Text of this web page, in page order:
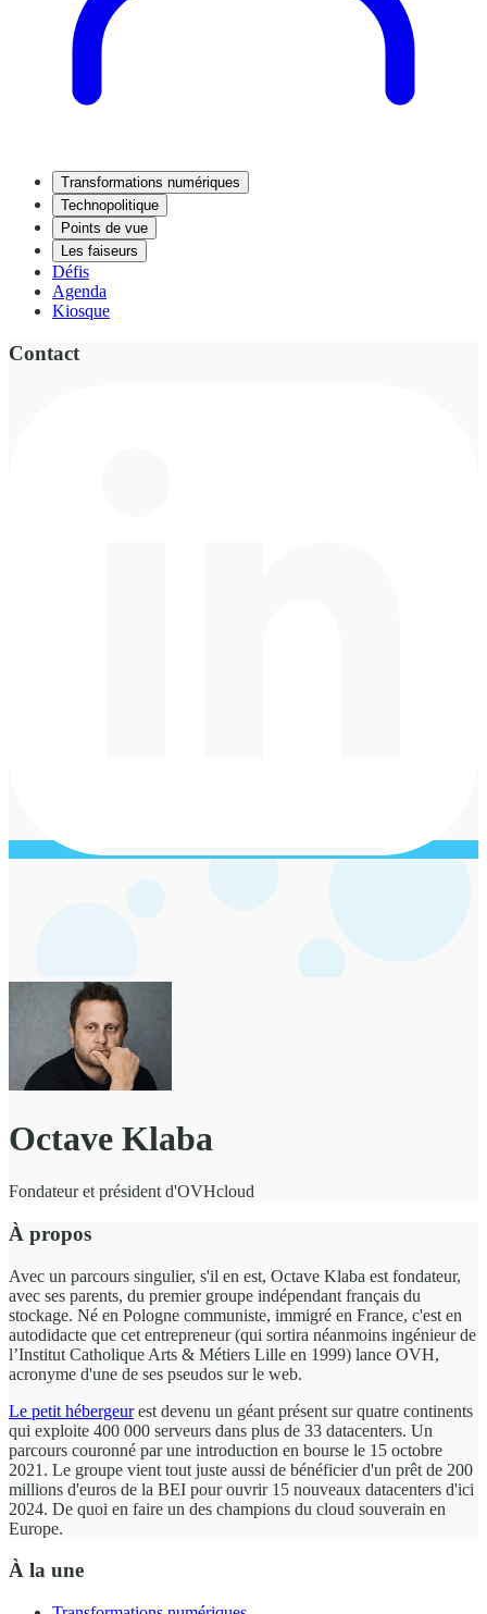
Transformations numériques
Technopolitique
Points de vue
Les faiseurs
Défis
Agenda
Kiosque
Contact
Octave Klaba
Fondateur et président d'OVHcloud
À propos
Avec un parcours singulier, s'il en est, Octave Klaba est fondateur,
avec ses parents, du premier groupe indépendant français du
stockage. Né en Pologne communiste, immigré en France, c'est en
autodidacte que cet entrepreneur (qui sortira néanmoins ingénieur de
l’Institut Catholique Arts & Métiers Lille en 1999) lance OVH,
acronyme d'une de ses pseudos sur le web.
Le petit hébergeurest devenu un géant présent sur quatre continents
qui exploite 400 000 serveurs dans plus de 33 datacenters. Un
parcours couronné par une introduction en bourse le 15 octobre
2021. Le groupe vient tout juste aussi de bénéficier d'un prêt de 200
millions d'euros de la BEI pour ouvrir 15 nouveaux datacenters d'ici
2024. De quoi en faire un des champions du cloud souverain en
Europe.
À la une